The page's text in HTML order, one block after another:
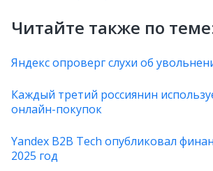
Читайте также по
Яндекс опроверг слухи об
Каждый третий россиянин
онлайн-покупок
Yandex B2B Tech опубликовал
2025 год